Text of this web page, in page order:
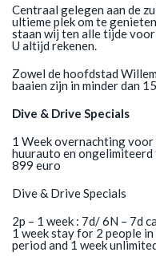
Centraal gelegen aan de
ultieme plek om te
staan wij ten alle tijde
U altijd rekenen.
Zowel de hoofdstad
baaien zijn in minder dan
Dive & Drive Specials
1 Week overnachting voor
huurauto en
899 euro
Dive & Drive Specials
2p – 1 week : 7d/ 6N – 7d
1 week stay for 2 people
period and 1 week